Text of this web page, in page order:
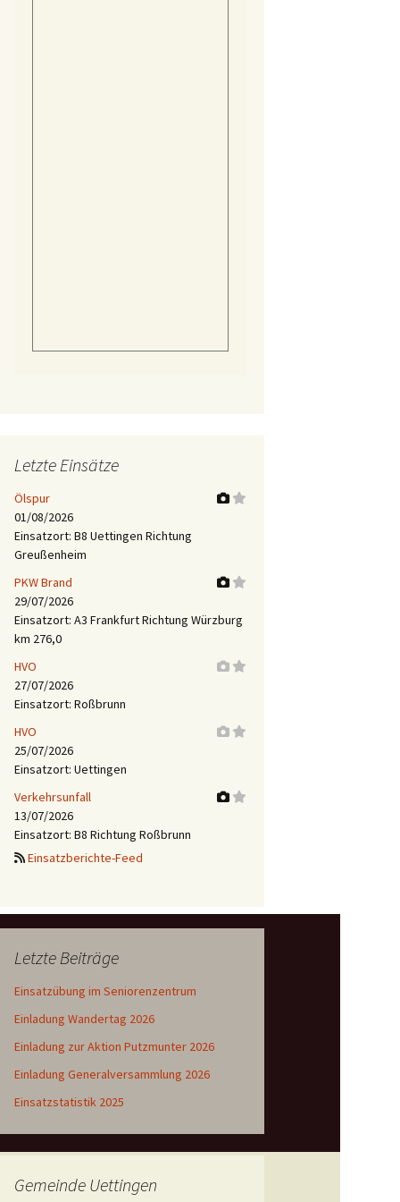
Letzte Einsätze
Ölspur
01/08/2026
Einsatzort: B8 Uettingen Richtung
Greußenheim
PKW Brand
29/07/2026
Einsatzort: A3 Frankfurt Richtung Würzburg
km 276,0
HVO
27/07/2026
Einsatzort: Roßbrunn
HVO
25/07/2026
Einsatzort: Uettingen
Verkehrsunfall
13/07/2026
Einsatzort: B8 Richtung Roßbrunn
Einsatzberichte-Feed
Letzte Beiträge
Einsatzübung im Seniorenzentrum
Einladung Wandertag 2026
Einladung zur Aktion Putzmunter 2026
Einladung Generalversammlung 2026
Einsatzstatistik 2025
Gemeinde Uettingen